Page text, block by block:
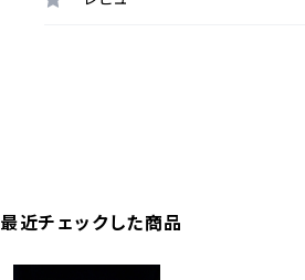
最近チェックした商品